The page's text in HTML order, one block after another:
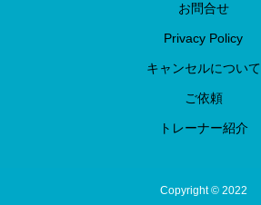
お問合せ
Privacy Policy
キャンセルについて
ご依頼
トレーナー紹介
Copyright © 2022